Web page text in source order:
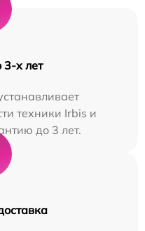
3-х лет
техники Irbis и
до 3 лет.